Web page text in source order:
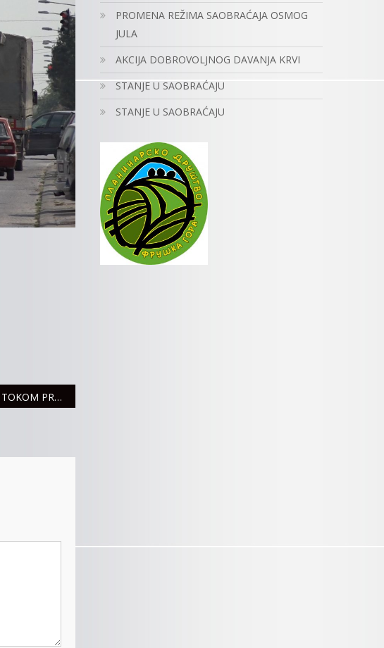
DEŽURSTVA TOKOM PRAZNIKA
PROMENA REŽIMA SAOBRAĆAJA OSMOG
JULA
AKCIJA DOBROVOLJNOG DAVANJA KRVI
STANJE U SAOBRAĆAJU
STANJE U SAOBRAĆAJU